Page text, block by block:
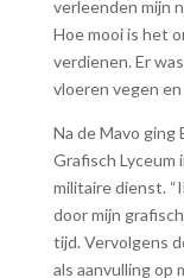
verleenden mijn
Hoe mooi is het
verdienen. Er
vloeren vegen
Na de Mavo ging
Grafisch Lyceum
militaire dienst.
door mijn
tijd. Vervolgens
als aanvulling op